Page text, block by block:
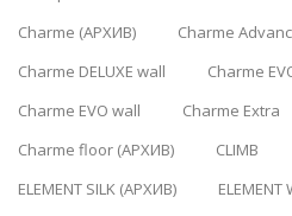
Charme (АРХИВ)
Charme
Charme DELUXE wall
Charme
Charme EVO wall
Charme Extra
Charme floor (АРХИВ)
CLIMB
ELEMENT SILK (АРХИВ)